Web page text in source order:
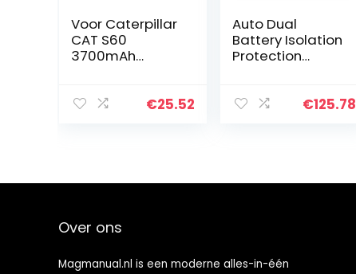
Voor Caterpillar
CAT S60
3700mAh
vervangende
€25.52
Auto Dual
Battery Isolation
Protection
Battery Smart
€125.78
Over ons
Magmanual.nl is een moderne alles-in-één